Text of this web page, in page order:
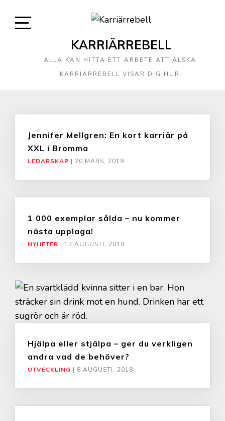
KARRIÄRREBELL
ALLA KAN HITTA ETT ARBETE ATT ÄLSKA.
KARRIÄRREBELL VISAR DIG HUR.
Jennifer Mellgren: En kort karriär på
XXL i Bromma
LEDARSKAP | 20 MARS, 2019
1 000 exemplar sålda – nu kommer
nästa upplaga!
NYHETER | 13 AUGUSTI, 2018
Hjälpa eller stjälpa – ger du verkligen
andra vad de behöver?
UTVECKLING | 8 AUGUSTI, 2018